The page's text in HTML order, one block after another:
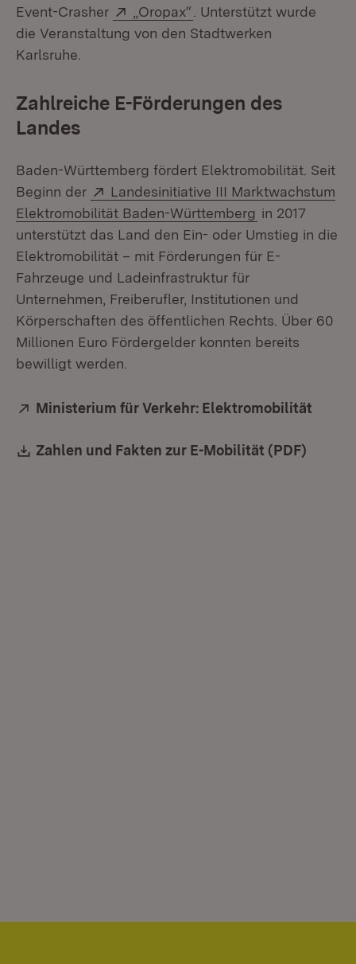
Event-Crasher
Extern:
„Oropax“ (Öffnet in neuem
. Unterstützt wurde
die Veranstaltung von den Stadtwerken
Karlsruhe.
Zahlreiche E-Förderungen des
Landes
Baden-Württemberg fördert Elektromobilität. Seit
Beginn der
Extern:
Landesinitiative III Marktwachstum
Elektromobilität Baden-Württemberg (Öffnet in
in 2017
unterstützt das Land den Ein- oder Umstieg in die
Elektromobilität – mit Förderungen für E-
Fahrzeuge und Ladeinfrastruktur für
Unternehmen, Freiberufler, Institutionen und
Körperschaften des öffentlichen Rechts. Über 60
Millionen Euro Fördergelder konnten bereits
bewilligt werden.
Extern:
Ministerium für Verkehr: Elektromobilität
Download:
Zahlen und Fakten zur E-Mobilität (PDF)